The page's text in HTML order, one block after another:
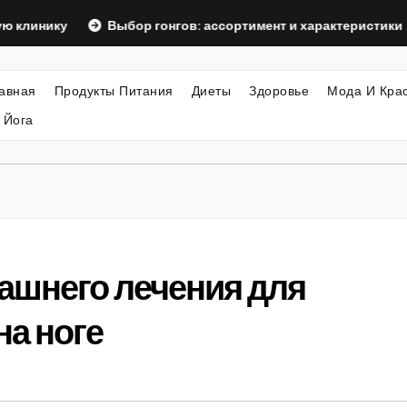
Выбор гонгов: ассортимент и характеристики
Продукты Питания Диеты Здоровье Мода И
лечения для
ноге